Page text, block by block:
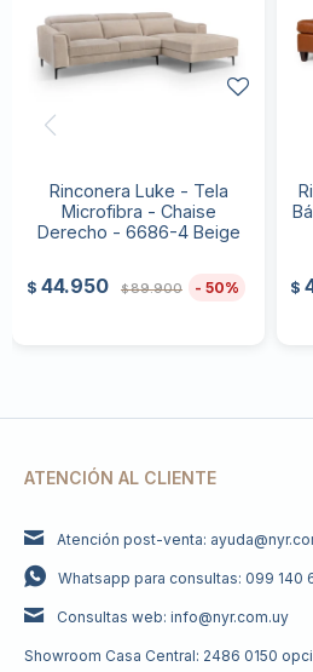
Rinconera Luke - Tela
Microfibra - Chaise
Derecho - 6686-4 Beige
$ 44.950 $89.900 50 $
ATENCIÓN AL CLIENTE
Atención post-venta:
Whatsapp para consultas: 099 140
Consultas web: info@nyr.com.uy
Showroom Casa Central: 2486 0150